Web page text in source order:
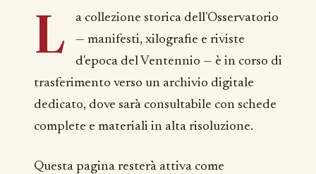
L
a collezione storica dell'Osservatorio
— manifesti, xilografie e riviste
d'epoca del Ventennio — è in corso di
trasferimento verso un archivio digitale
dedicato, dove sarà consultabile con schede
complete e materiali in alta risoluzione.
Questa pagina resterà attiva come